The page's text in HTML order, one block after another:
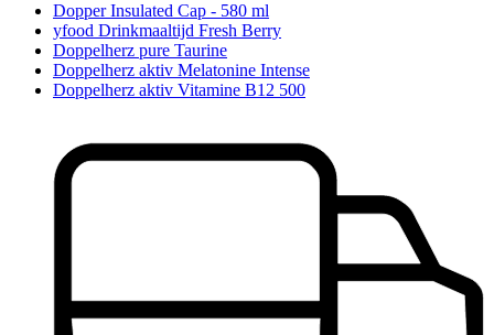
Dopper Insulated Cap - 580 ml
yfood Drinkmaaltijd Fresh Berry
Doppelherz pure Taurine
Doppelherz aktiv Melatonine Intense
Doppelherz aktiv Vitamine B12 500